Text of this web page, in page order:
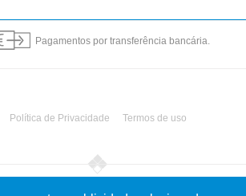
Pagamentos por transferência bancária.
Política de Privacidade Termos de uso
Todos os direitos reservados | Desenvolvimento